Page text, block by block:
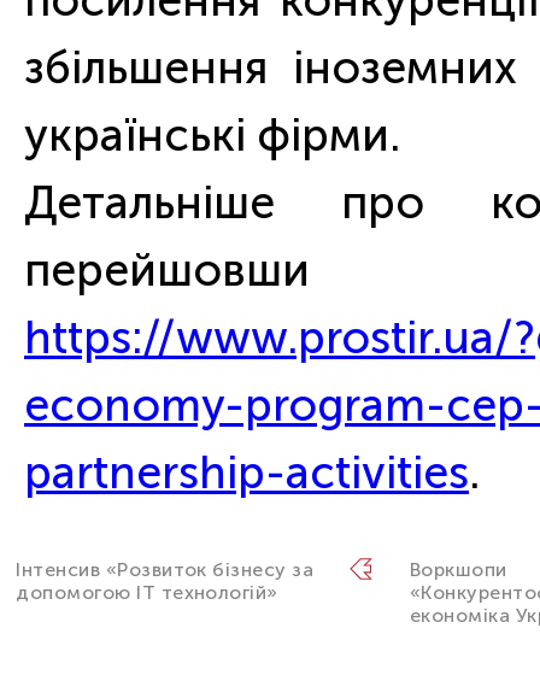
збільшення
українські фірми.
Детальніше про
https://www.prostir.ua/
economy-program-
partnership-activities.
Інтенсив «Розвиток бізнесу за
допомогою IT технологій»
Воркшопи
економіка